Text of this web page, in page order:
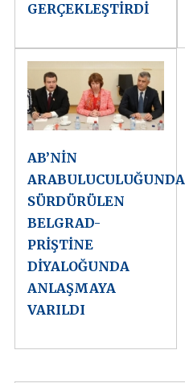
GERÇEKLEŞTİRDİ
AB’NİN
ARABULUCULUĞUNDA
SÜRDÜRÜLEN
BELGRAD-
PRİŞTİNE
DİYALOĞUNDA
ANLAŞMAYA
VARILDI